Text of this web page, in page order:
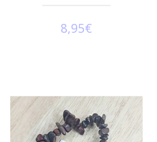
8,95€